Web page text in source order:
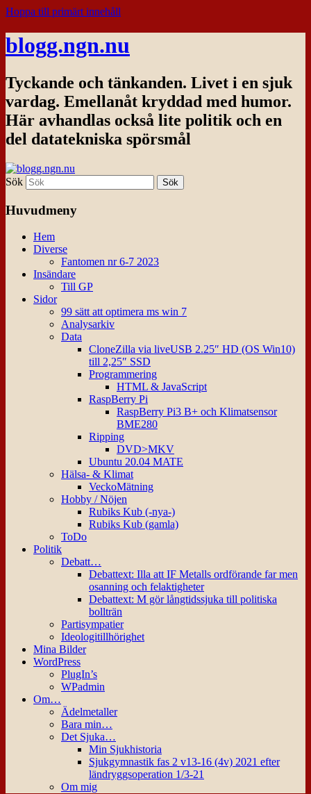
Hoppa till primärt innehåll
blogg.ngn.nu
Tyckande och tänkanden. Livet i en sjuk
vardag. Emellanåt kryddad med humor.
Här avhandlas också lite politik och en
del datatekniska spörsmål
Sök
Huvudmeny
Hem
Diverse
Fantomen nr 6-7 2023
Insändare
Till GP
Sidor
99 sätt att optimera ms win 7
Analysarkiv
Data
CloneZilla via liveUSB 2.25″ HD (OS Win10)
till 2,25″ SSD
Programmering
HTML & JavaScript
RaspBerry Pi
RaspBerry Pi3 B+ och Klimatsensor
BME280
Ripping
DVD>MKV
Ubuntu 20.04 MATE
Hälsa- & Klimat
VeckoMätning
Hobby / Nöjen
Rubiks Kub (-nya-)
Rubiks Kub (gamla)
ToDo
Politik
Debatt…
Debattext: Illa att IF Metalls ordförande far men
osanning och felaktigheter
Debattext: M gör långtidssjuka till politiska
bollträn
Partisympatier
Ideologitillhörighet
Mina Bilder
WordPress
PlugIn’s
WPadmin
Om…
Ädelmetaller
Bara min…
Det Sjuka…
Min Sjukhistoria
Sjukgymnastik fas 2 v13-16 (4v) 2021 efter
ländryggsoperation 1/3-21
Om mig